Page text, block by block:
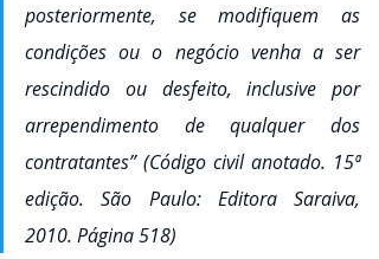
posteriormente, se modifiquem as
condições ou o negócio venha a ser
rescindido ou desfeito, inclusive por
arrependimento de qualquer dos
contratantes” (Código civil anotado. 15ª
edição. São Paulo: Editora Saraiva,
2010. Página 518)